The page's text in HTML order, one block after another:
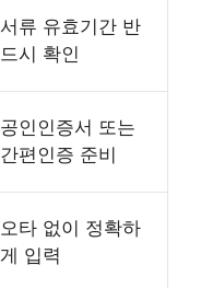
서류 유효기간 반
드시 확인
공인인증서 또는
간편인증 준비
오타 없이 정확하
게 입력